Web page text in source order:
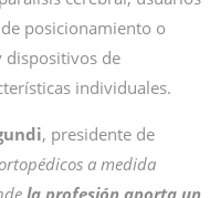
posicionamiento o
dispositivos de
individuales.
, presidente de
a medida
la profesión aporta un